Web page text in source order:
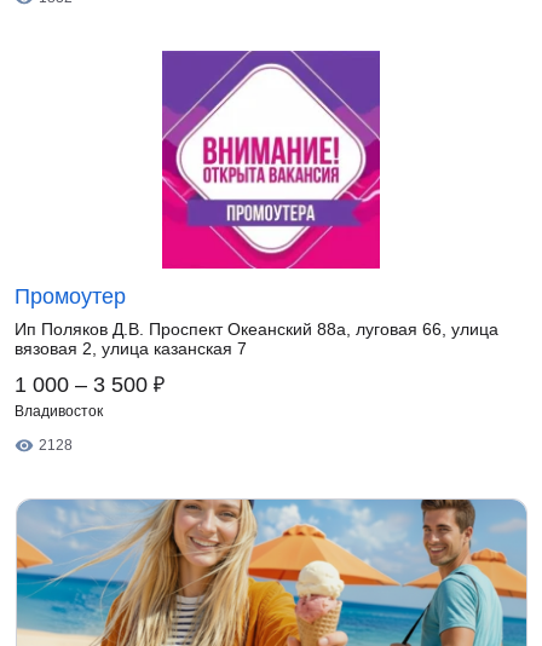
Промоутер
Ип Поляков Д.В. Проспект Океанский 88а, луговая 66, улица
вязовая 2, улица казанская 7
1 000 – 3 500 ₽
Владивосток
2128